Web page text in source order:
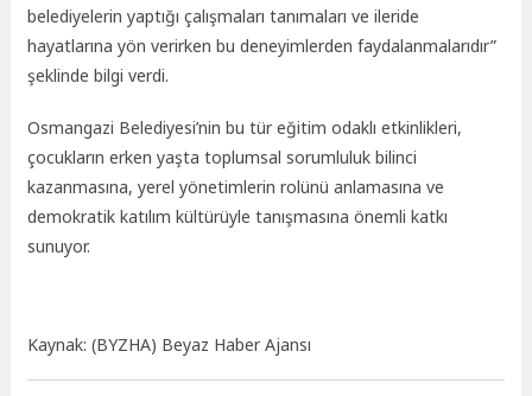
belediyelerin yaptığı çalışmaları tanımaları ve ileride
hayatlarına yön verirken bu deneyimlerden faydalanmalarıdır”
şeklinde bilgi verdi.
Osmangazi Belediyesi’nin bu tür eğitim odaklı etkinlikleri,
çocukların erken yaşta toplumsal sorumluluk bilinci
kazanmasına, yerel yönetimlerin rolünü anlamasına ve
demokratik katılım kültürüyle tanışmasına önemli katkı
sunuyor.
Kaynak: (BYZHA) Beyaz Haber Ajansı